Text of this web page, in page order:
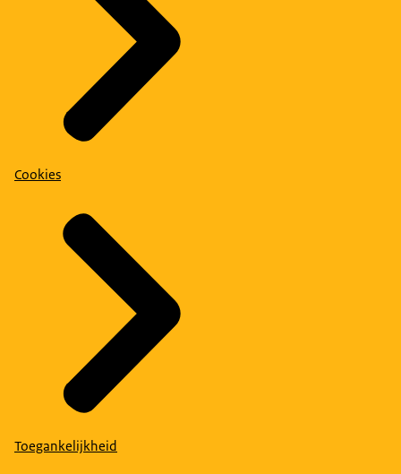
Cookies
Toegankelijkheid